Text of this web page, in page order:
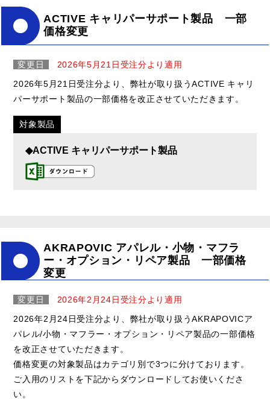
ACTIVE キャリパーサポート製品 一部
価格変更
変更日
2026年5月21日受注分より適用
2026年5月21日受注分より、弊社が取り扱うACTIVE キャリ
パーサポート製品の一部価格を改正させていただきます。
対象製品
◆ACTIVE キャリパーサポート製品
AKRAPOVIC アパレル・小物・マフラ
ー・オプション・リペア製品 一部価格
変更
変更日
2026年2月24日受注分より適用
2026年2月24日受注分より、弊社が取り扱うAKRAPOVICア
パレル/小物・マフラー・オプション・リペア製品の一部価格
を改正させていただきます。
価格変更の対象製品はカテゴリ別で3つに分けております。
ご入用のリストを下記からダウンロードしてお使いくださ
い。